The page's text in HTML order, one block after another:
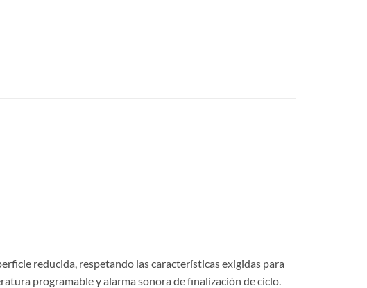
reducida, respetando las características exigidas para
programable y alarma sonora de finalización de ciclo.